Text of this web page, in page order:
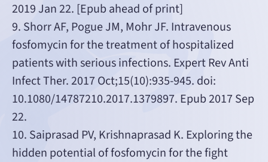
2019 Jan 22. [Epub ahead of print]
9. Shorr AF, Pogue JM, Mohr JF. Intravenous
fosfomycin for the treatment of hospitalized
patients with serious infections. Expert Rev Anti
Infect Ther. 2017 Oct;15(10):935-945. doi:
10.1080/14787210.2017.1379897. Epub 2017 Sep
22.
10. Saiprasad PV, Krishnaprasad K. Exploring the
hidden potential of fosfomycin for the fight